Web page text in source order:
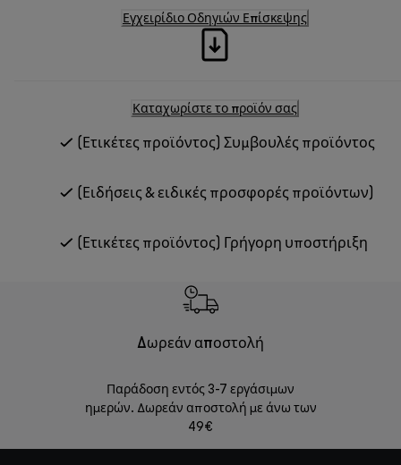
Εγχειρίδιο Οδηγιών Επίσκεψης
Καταχωρίστε το προϊόν σας
(Ετικέτες προϊόντος) Συμβουλές προϊόντος
(Ειδήσεις & ειδικές προσφορές προϊόντων)
(Ετικέτες προϊόντος) Γρήγορη υποστήριξη
Δωρεάν αποστολή
Παράδοση εντός 3-7 εργάσιμων
ημερών. Δωρεάν αποστολή με άνω των
49€